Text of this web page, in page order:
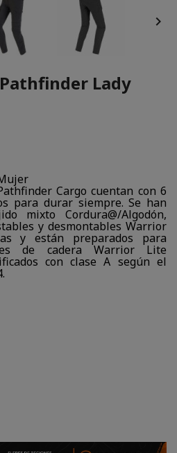

Lady
Cargo cuentan con 6
para durar siempre. Se han
mixto Cordura@/Algodón,
y desmontables Warrior
y están preparados para
de cadera Warrior Lite
con clase A según el